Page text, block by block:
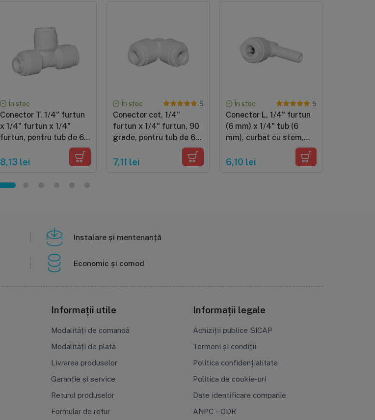
În stoc
Conector T, 1/4" furtun
x 1/4" furtun x 1/4"
furtun, pentru tub de 6
8,13 lei
În stoc 5
Conector cot, 1/4"
furtun x 1/4" furtun, 90
grade, pentru tub de 6
7,11 lei
În stoc 5
Conector L, 1/4" furtun
(6 mm) x 1/4" tub (6
mm), curbat cu stem,
cuplare cu mufa rapida
pentru furtun de 6 mm
6,10 lei
Instalare și mentenanță
Economic și comod
Informații utile
Modalități de comandă
Modalități de plată
Livrarea produselor
Garanție și service
Returul produselor
Formular de retur
Informații legale
Achiziții publice SICAP
Termeni și condiții
Politica confidențialitate
Politica de cookie-uri
Date identificare companie
ANPC - ODR